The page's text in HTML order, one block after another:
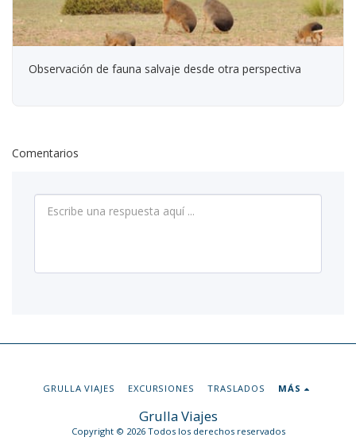
Observación de fauna salvaje desde otra perspectiva
Comentarios
Grulla Viajes
Copyright © 2026 Todos los derechos reservados
GRULLA VIAJES EXCURSIONES TRASLADOS MÁS